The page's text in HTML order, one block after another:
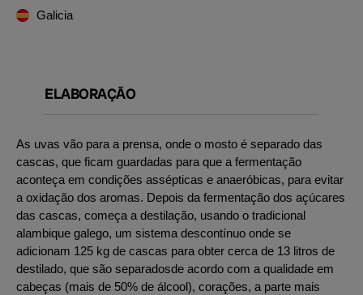
Galicia
ELABORAÇÃO
As uvas vão para a prensa, onde o mosto é separado das
cascas, que ficam guardadas para que a fermentação
aconteça em condições assépticas e anaeróbicas, para evitar
a oxidação dos aromas. Depois da fermentação dos açúcares
das cascas, começa a destilação, usando o tradicional
alambique galego, um sistema descontínuo onde se
adicionam 125 kg de cascas para obter cerca de 13 litros de
destilado, que são separadosde acordo com a qualidade em
cabeças (mais de 50% de álcool), corações, a parte mais